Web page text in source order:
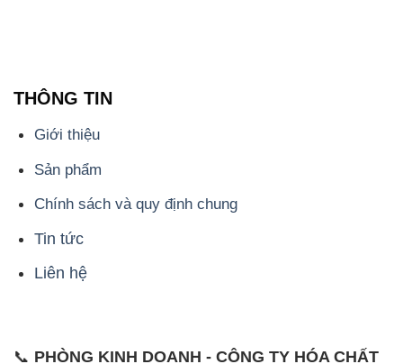
Chính sách và quy định chung
Tin tức
Liên hệ
📞
PHÒNG KINH DOANH - CÔNG TY HÓA CHẤT
ĐẮC TRƯỜNG PHÁT